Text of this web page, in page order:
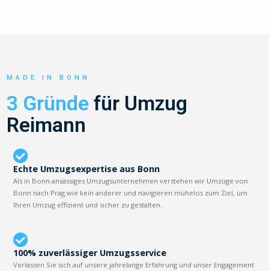
MADE IN BONN
3 Gründe für Umzug
Reimann
Echte Umzugsexpertise aus Bonn
Als in Bonn ansässiges Umzugsunternehmen verstehen wir Umzüge von
Bonn nach Prag wie kein anderer und navigieren mühelos zum Ziel, um
Ihren Umzug effizient und sicher zu gestalten.
100% zuverlässiger Umzugsservice
Verlassen Sie sich auf unsere jahrelange Erfahrung und unser Engagement